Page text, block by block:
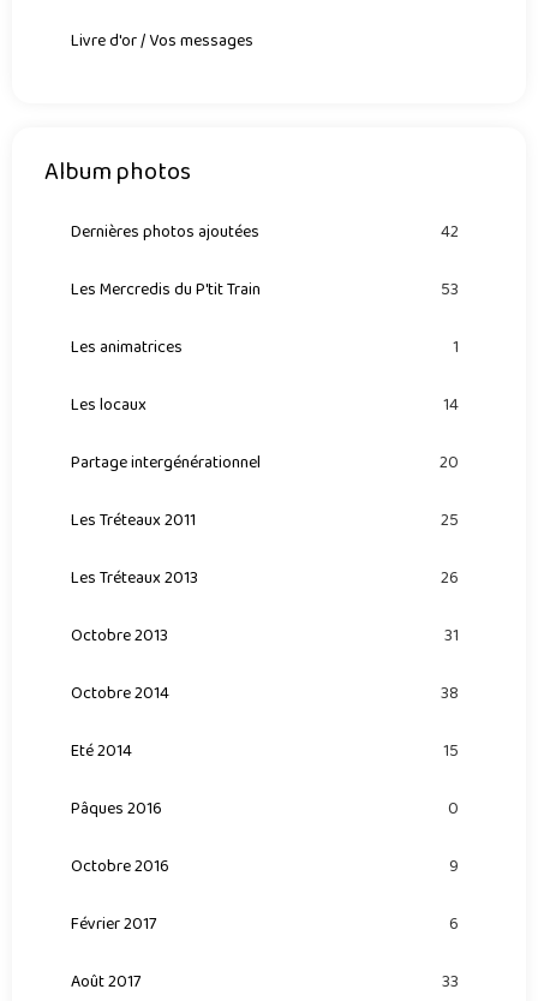
Livre d'or / Vos messages
Album photos
Dernières photos ajoutées 42
Les Mercredis du P'tit Train 53
Les animatrices 1
Les locaux 14
Partage intergénérationnel 20
Les Tréteaux 2011 25
Les Tréteaux 2013 26
Octobre 2013 31
Octobre 2014 38
Eté 2014 15
Pâques 2016 0
Octobre 2016 9
Février 2017 6
Août 2017 33